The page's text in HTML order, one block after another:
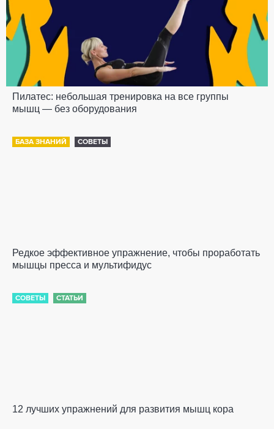
Пилатес: небольшая тренировка на все группы
мышц — без оборудования
БАЗА ЗНАНИЙ СОВЕТЫ
Редкое эффективное упражнение, чтобы проработать
мышцы пресса и мультифидус
СОВЕТЫ СТАТЬИ
12 лучших упражнений для развития мышц кора